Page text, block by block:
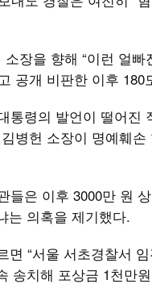
장을 향해 “이런 얼
공개 비판한 이후 180
통령의 발언이 떨어
병헌 소장이 명예훼
은 이후 3000만 원
는 의혹을 제기했다.
면 “서울 서초경찰서
송치해 포상금 1천만